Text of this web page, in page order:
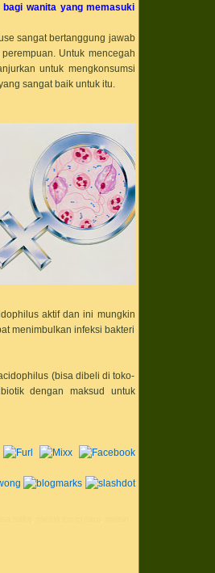
wanita yang memasuki
sangat bertanggung jawab
Untuk mencegah
untuk mengkonsumsi
sangat baik untuk itu.
aktif dan ini mungkin
menimbulkan infeksi bakteri
(bisa dibeli di toko-
dengan maksud untuk